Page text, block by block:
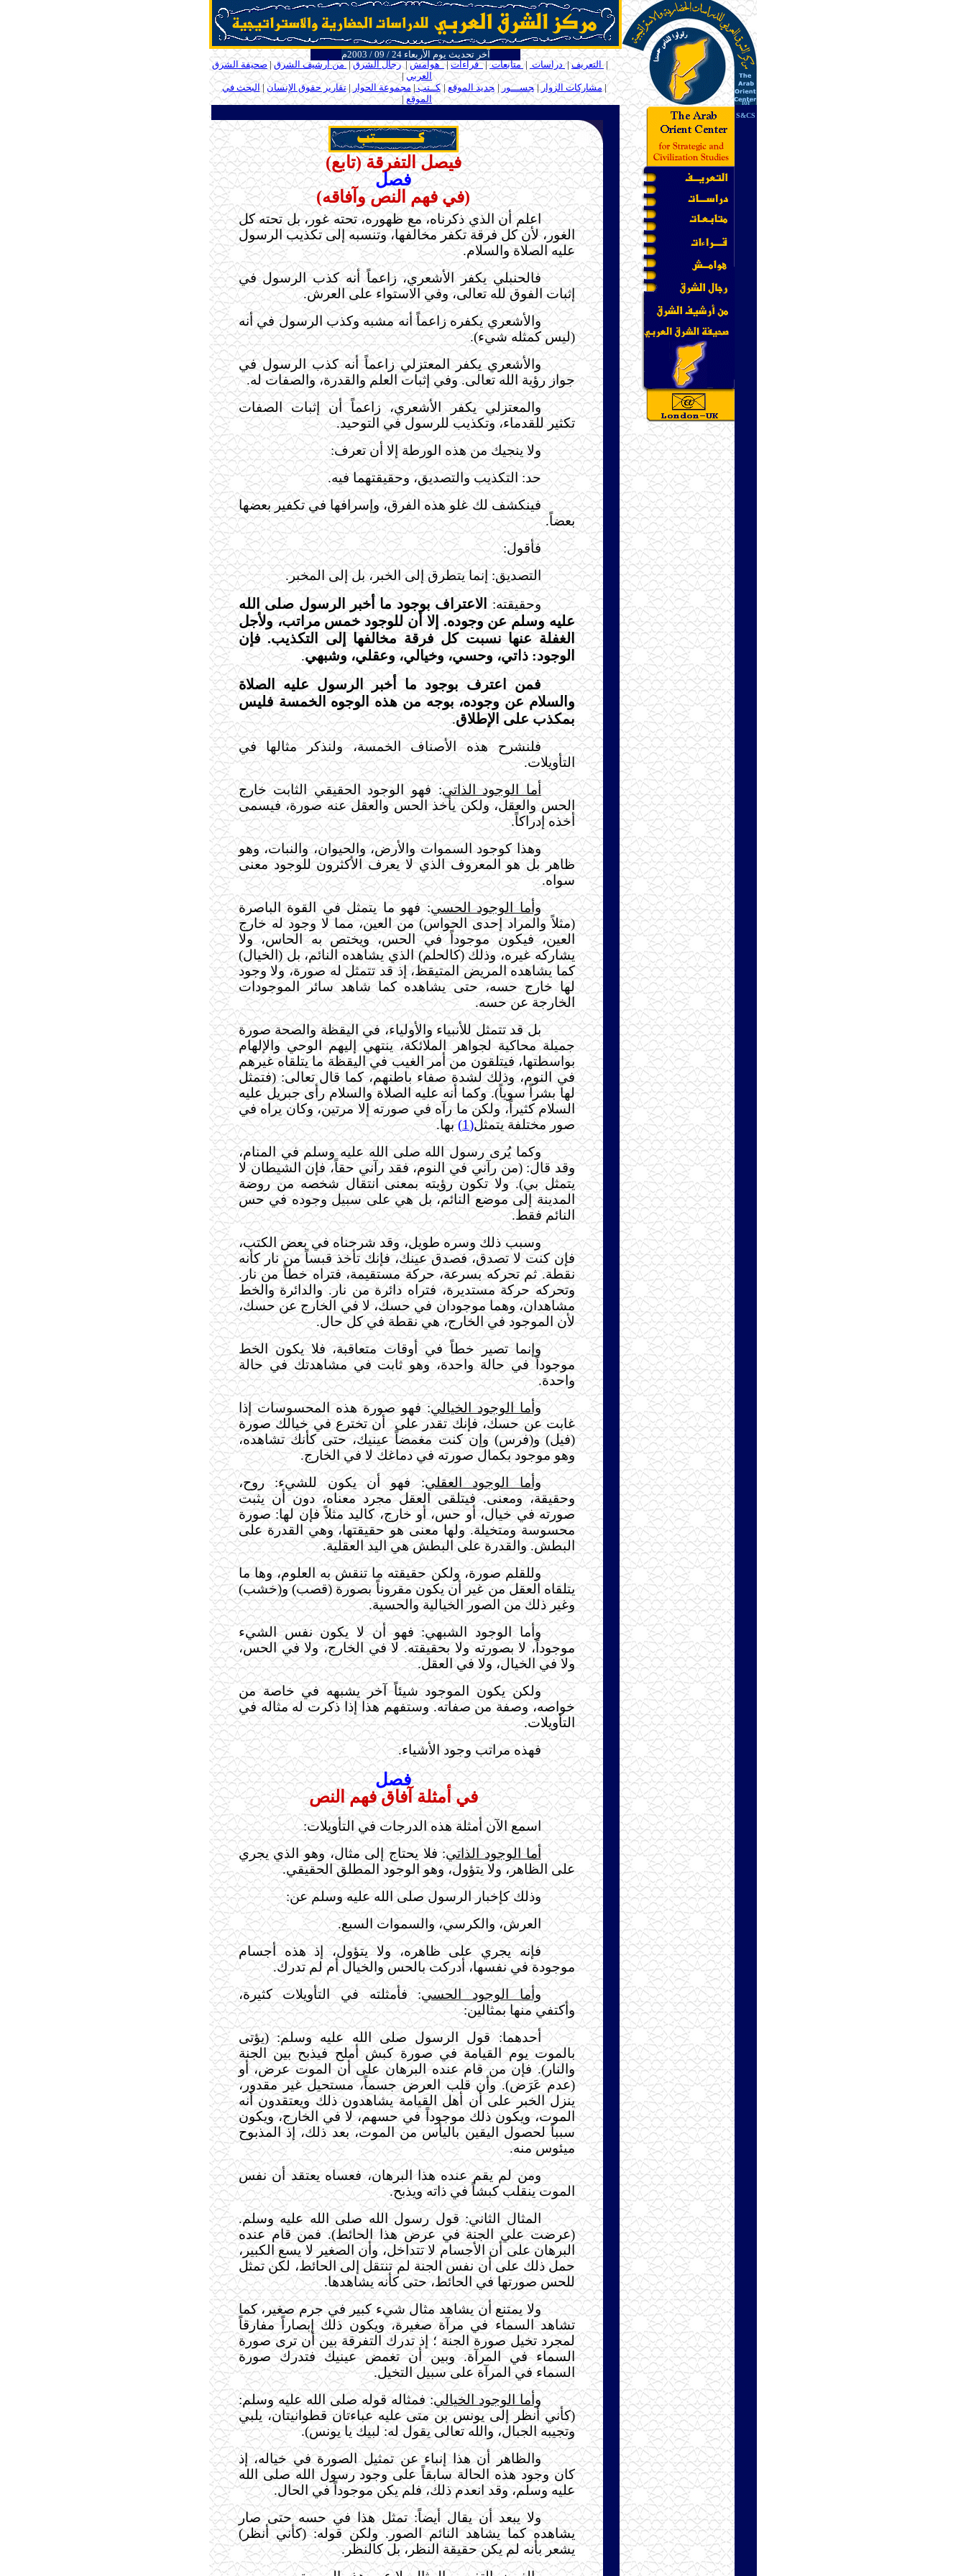
آخر تحديث يوم الأربعاء 24 / 09 / 2003م
ـــ | التعريف|دراسات | متابعات|قراءات|هوامش |رجال الشرق| من أرشيف الشرق| صحيفة الشرق
العربي|ـ
ـ| مشاركات الزوار|ـجســـور| ـجديد الموقع|ـكــتب | مجموعة الحوار|تقارير حقوق الإنسان |البحث في
الموقع |ـ
فيصل التفرقة (تابع)
فصل
(في فهم النص وآفاقه)
اعلم أن الذي ذكرناه، مع ظهوره، تحته غور، بل تحته كل
الغور، لأن كل فرقة تكفر مخالفها، وتنسبه إلى تكذيب الرسول
عليه الصلاة والسلام.
فالحنبلي يكفر الأشعري، زاعماً أنه كذب الرسول في
إثبات الفوق لله تعالى، وفي الاستواء على العرش.
والأشعري يكفره زاعماً أنه مشبه وكذب الرسول في أنه
(ليس كمثله شيء).
والأشعري يكفر المعتزلي زاعماً أنه كذب الرسول في
جواز رؤية الله تعالى. وفي إثبات العلم والقدرة، والصفات له.
والمعتزلي يكفر الأشعري، زاعماً أن إثبات الصفات
تكثير للقدماء، وتكذيب للرسول في التوحيد.
ولا ينجيك من هذه الورطة إلا أن تعرف:
حد: التكذيب والتصديق، وحقيقتهما فيه.
فينكشف لك غلو هذه الفرق، وإسرافها في تكفير بعضها
بعضاً.
فأقول:
التصديق: إنما يتطرق إلى الخبر، بل إلى المخبر.
وحقيقته:الاعتراف بوجود ما أخبر الرسول صلى الله
عليه وسلم عن وجوده. إلا أن للوجود خمس مراتب، ولأجل
الغفلة عنها نسبت كل فرقة مخالفها إلى التكذيب. فإن
الوجود: ذاتي، وحسي، وخيالي، وعقلي، وشبهي.
فمن اعترف بوجود ما أخبر الرسول عليه الصلاة
والسلام عن وجوده، بوجه من هذه الوجوه الخمسة فليس
بمكذب على الإطلاق.
فلنشرح هذه الأصناف الخمسة، ولنذكر مثالها في
التأويلات.
أما الوجود الذاتي: فهو الوجود الحقيقي الثابت خارج
الحس والعقل، ولكن يأخذ الحس والعقل عنه صورة، فيسمى
أخذه إدراكاً.
وهذا كوجود السموات والأرض، والحيوان، والنبات، وهو
ظاهر بل هو المعروف الذي لا يعرف الأكثرون للوجود معنى
سواه.
وأما الوجود الحسي: فهو ما يتمثل في القوة الباصرة
(مثلاً والمراد إحدى الحواس) من العين، مما لا وجود له خارج
العين، فيكون موجوداً في الحس، ويختص به الحاس، ولا
يشاركه غيره، وذلك (كالحلم) الذي يشاهده النائم، بل (الخيال)
كما يشاهده المريض المتيقظ، إذ قد تتمثل له صورة، ولا وجود
لها خارج حسه، حتى يشاهده كما شاهد سائر الموجودات
الخارجة عن حسه.
بل قد تتمثل للأنبياء والأولياء، في اليقظة والصحة صورة
جميلة محاكية لجواهر الملائكة، ينتهي إليهم الوحي والإلهام
بواسطتها، فيتلقون من أمر الغيب في اليقظة ما يتلقاه غيرهم
في النوم، وذلك لشدة صفاء باطنهم، كما قال تعالى: (فتمثل
لها بشراً سوياً). وكما أنه عليه الصلاة والسلام رأى جبريل عليه
السلام كثيراً، ولكن ما رآه في صورته إلا مرتين، وكان يراه في
صور مختلفة يتمثل(1)
بها.
وكما يُرى رسول الله صلى الله عليه وسلم في المنام،
وقد قال: (من رآني في النوم، فقد رآني حقاً، فإن الشيطان لا
يتمثل بي). ولا تكون رؤيته بمعنى انتقال شخصه من روضة
المدينة إلى موضع النائم، بل هي على سبيل وجوده في حس
النائم فقط.
وسبب ذلك وسره طويل، وقد شرحناه في بعض الكتب،
فإن كنت لا تصدق، فصدق عينك، فإنك تأخذ قبساً من نار كأنه
نقطة. ثم تحركه بسرعة، حركة مستقيمة، فتراه خطاً من نار.
وتحركه حركة مستديرة، فتراه دائرة من نار. والدائرة والخط
مشاهدان، وهما موجودان في حسك، لا في الخارج عن حسك،
لأن الموجود في الخارج، هي نقطة في كل حال.
وإنما تصير خطاً في أوقات متعاقبة، فلا يكون الخط
موجوداً في حالة واحدة، وهو ثابت في مشاهدتك في حالة
واحدة.
وأما الوجود الخيالي: فهو صورة هذه المحسوسات إذا
غابت عن حسك، فإنك تقدر على
أن تخترع في خيالك صورة
(فيل) و(فرس) وإن كنت مغمضاً عينيك، حتى كأنك تشاهده،
وهو موجود بكمال صورته في دماغك لا في الخارج.
وأما الوجود العقلي: فهو أن يكون للشيء: روح،
وحقيقة، ومعنى. فيتلقى العقل مجرد معناه، دون أن يثبت
صورته في خيال، أو حس، أو خارج، كاليد مثلاً فإن لها: صورة
محسوسة ومتخيلة. ولها معنى هو حقيقتها، وهي القدرة على
البطش. والقدرة على البطش هي اليد العقلية.
وللقلم صورة، ولكن حقيقته ما تنقش به العلوم، وها ما
يتلقاه العقل من غير أن يكون مقروناً بصورة (قصب) و(خشب)
وغير ذلك من الصور الخيالية والحسية.
وأما الوجود الشبهي: فهو أن لا يكون نفس الشيء
موجوداً، لا بصورته ولا بحقيقته. لا في الخارج، ولا في الحس،
ولا في الخيال، ولا في العقل.
ولكن يكون الموجود شيئاً آخر يشبهه في خاصة من
خواصه، وصفة من صفاته. وستفهم هذا إذا ذكرت له مثاله في
التأويلات.
فهذه مراتب وجود الأشياء.
فصل
في أمثلة آفاق فهم النص
اسمع الآن أمثلة هذه الدرجات في التأويلات:
أما الوجود الذاتي: فلا يحتاج إلى مثال، وهو الذي يجري
على الظاهر، ولا يتؤول، وهو الوجود المطلق الحقيقي.
وذلك كإخبار الرسول صلى الله عليه وسلم عن:
العرش، والكرسي، والسموات السبع.
فإنه يجري على ظاهره، ولا يتؤول، إذ هذه أجسام
موجودة في نفسها، أدركت بالحس والخيال أم لم تدرك.
وأما الوجود الحسي: فأمثلته في التأويلات كثيرة،
وأكتفي منها بمثالين:
أحدهما: قول الرسول صلى الله عليه وسلم: (يؤتى
بالموت يوم القيامة في صورة كبش أملح فيذبح بين الجنة
والنار). فإن من قام عنده البرهان على أن الموت عرض، أو
(عدم عَرَض). وأن قلب العرض جسماً، مستحيل غير مقدور،
ينزل الخبر على أن أهل القيامة يشاهدون ذلك ويعتقدون أنه
الموت، ويكون ذلك موجوداً في حسهم، لا في الخارج، ويكون
سبباً لحصول اليقين باليأس من الموت، بعد ذلك، إذ المذبوح
ميئوس منه.
ومن لم يقم عنده هذا البرهان، فعساه يعتقد أن نفس
الموت ينقلب كبشاً في ذاته ويذبح.
المثال الثاني: قول رسول الله صلى الله عليه وسلم.
(عرضت علي الجنة في عرض هذا الحائط). فمن قام عنده
البرهان على أن الأجسام لا تتداخل، وأن الصغير لا يسع الكبير،
حمل ذلك على أن نفس الجنة لم تنتقل إلى الحائط، لكن تمثل
للحس صورتها في الحائط، حتى كأنه يشاهدها.
ولا يمتنع أن يشاهد مثال شيء كبير في جرم صغير، كما
تشاهد السماء في مرآة صغيرة، ويكون ذلك إبصاراً مفارقاً
لمجرد تخيل صورة الجنة ؛ إذ تدرك التفرقة بين أن ترى صورة
السماء في المرآة. وبين أن تغمض عينيك فتدرك صورة
السماء في المرآة على سبيل التخيل.
وأما الوجود الخيالي: فمثاله قوله صلى الله عليه وسلم:
(كأني أنظر إلى يونس بن متى عليه عباءتان قطوانيتان، يلبي
وتجيبه الجبال، والله تعالى يقول له: لبيك يا يونس).
والظاهر أن هذا إنباء عن تمثيل الصورة في خياله، إذ
كان وجود هذه الحالة سابقاً على وجود رسول الله صلى الله
عليه وسلم، وقد انعدم ذلك، فلم يكن موجوداً في الحال.
ولا يبعد أن يقال أيضاً: تمثل هذا في حسه حتى صار
يشاهده كما يشاهد النائم الصور. ولكن قوله: (كأني أنظر)
يشعر بأنه لم يكن حقيقة النظر، بل كالنظر.
for
S&CS